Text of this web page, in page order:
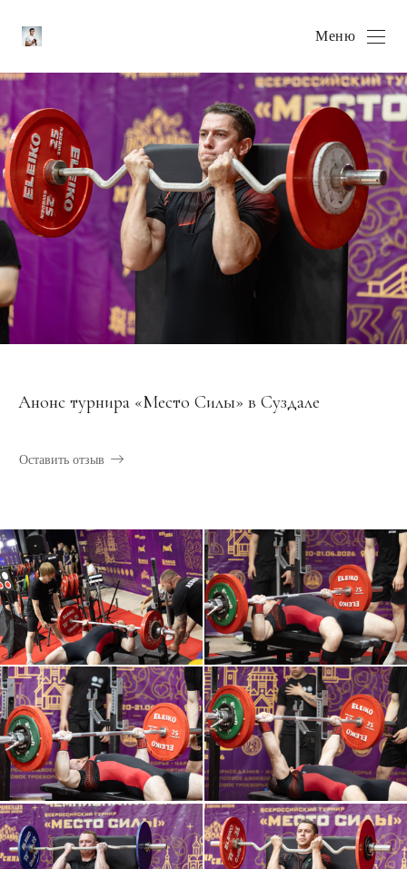
Меню
Анонс турнира «Место Силы» в Суздале
Оставить отзыв